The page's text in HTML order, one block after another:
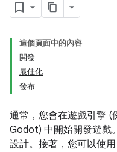
這個頁面中的內容
開發
最佳化
發布
通常，您會在遊戲引擎 (
Godot) 中開始開發遊戲
設計。接著，您可以使